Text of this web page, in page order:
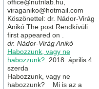
office@nutrilab.hu,
viraganiko@hotmail.com
Köszönettel: dr. Nádor-Virág
Anikó The post Rendkívüli
first appeared on .
dr. Nádor-Virág Anikó
Habozzunk, vagy ne
habozzunk? 2018. április 4.
szerda
Habozzunk, vagy ne
habozzunk? Mi is az a